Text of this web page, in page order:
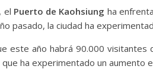
el Puerto de Kaohsiung ha
pasado, la ciudad ha
este año habrá 90.000 visitantes
que ha experimentado un aumento